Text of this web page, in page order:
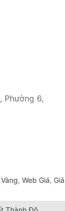
Phường 6,
, Web Giá, Giá